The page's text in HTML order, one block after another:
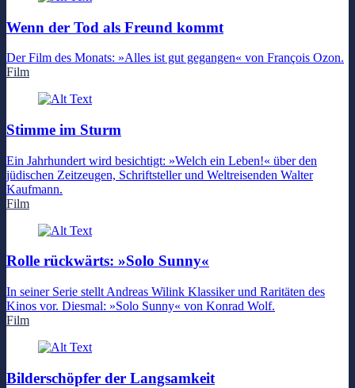
Wenn der Tod als Freund kommt
Der Film des Monats: »Alles ist gut gegangen« von François Ozon.
Film
Stimme im Sturm
Ein Jahrhundert wird besichtigt: »Welch ein Leben!« über den
jüdischen Zeitzeugen, Schriftsteller und Weltreisenden Walter
Kaufmann.
Film
Rolle rückwärts: »Solo Sunny«
In seiner Serie stellt Andreas Wilink Klassiker und Raritäten des
Kinos vor. Diesmal: »Solo Sunny« von Konrad Wolf.
Film
Bilderschöpfer der Langsamkeit